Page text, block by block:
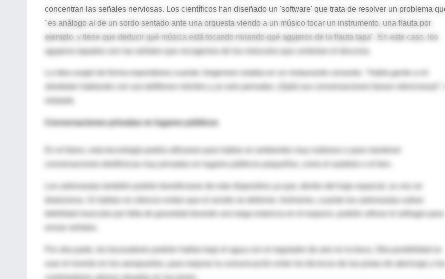
concentran las señales nerviosas. Los científicos han diseñado un 'software' que trata de resolver un problema
"es análogo al de un sordo sentado ante una orquesta viendo a un músico tocar un instrumento, una flauta por
ejemplo, y tiene que deducir qué música está tocando mirando qué agujeros de la flauta tapa". En este caso, los
agujeros tapados son las señales que recogemos de los músculos que controlan el discurso.
La idea surgió de forma espontánea cuando Jorgensen estaba en un restaurante cenando. "Había gente a mi
Conversaciones privadas en lugares públicos
En el futuro, esta tecnología podría utilizarse para hablar en ambientes muy ruidosos o para mantener
conversaciones telefónicas muy privadas en lugares públicos pequeños, como el autobús o el tren.
Los astronautas también podrán beneficiarse de este dispositivo ya que, dentro del traje espacial, su voz se
debilidad muscular por falta de gravedad durante una larga estancia en el espacio, podrán utilizar el artilugio para
Por otra parte, los buceadores podrán hablar bajo el agua con el regulador de aire en la boca. Otra posibilidad es
usar el invento en los aeropuertos, para mejorar la comunicación entre los técnicos de las pistas de aterrizaje y